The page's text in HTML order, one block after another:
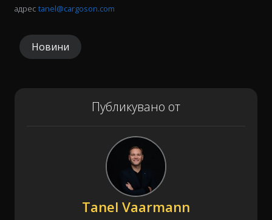
адрес tanel@cargoson.com
Новини
Публикувано от
Tanel Vaarmann